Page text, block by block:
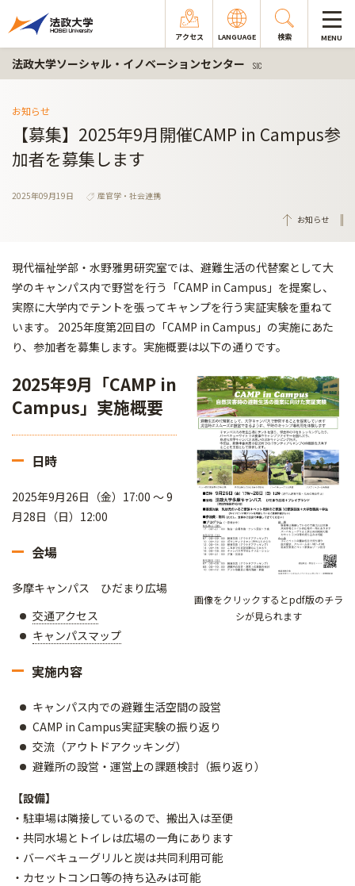
アクセス LANGUAGE 検索 MENU
法政大学ソーシャル・イノベーションセンター SIC
お知らせ
【募集】2025年9月開催CAMP in Campus参
加者を募集します
2025年09月19日
産官学・社会連携
お知らせ
現代福祉学部・水野雅男研究室では、避難生活の代替案として大
学のキャンパス内で野営を行う「CAMP in Campus」を提案し、
実際に大学内でテントを張ってキャンプを行う実証実験を重ねて
います。 2025年度第2回目の「CAMP in Campus」の実施にあた
り、参加者を募集します。実施概要は以下の通りです。
画像をクリックするとpdf版のチラ
シが見られます
2025年9月「CAMP in
Campus」実施概要
日時
2025年9月26日（金）17:00 ～ 9
月28日（日）12:00
会場
多摩キャンパス ひだまり広場
交通アクセス
キャンパスマップ
実施内容
キャンパス内での避難生活空間の設営
CAMP in Campus実証実験の振り返り
交流（アウトドアクッキング）
避難所の設営・運営上の課題検討（振り返り）
【設備】
・駐車場は隣接しているので、搬出入は至便
・共同水場とトイレは広場の一角にあります
・バーベキューグリルと炭は共同利用可能
・カセットコンロ等の持ち込みは可能